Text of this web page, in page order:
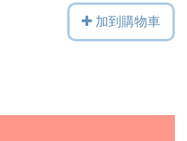
加到購物車